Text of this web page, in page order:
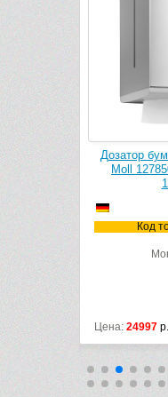
бумажных полотенец Keuco
(петли справа,